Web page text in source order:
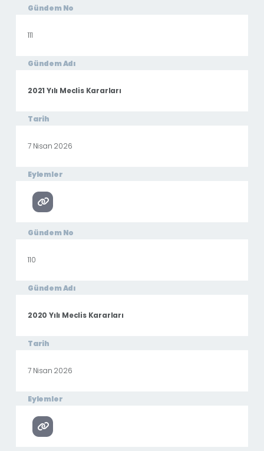
Gündem No
111
Gündem Adı
2021 Yılı Meclis Kararları
Tarih
7 Nisan 2026
Eylemler
Gündem No
110
Gündem Adı
2020 Yılı Meclis Kararları
Tarih
7 Nisan 2026
Eylemler